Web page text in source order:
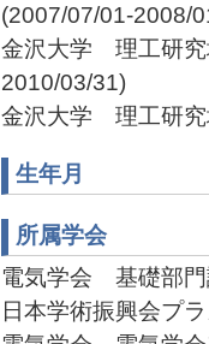
(2007/07/01-2008/
金沢大学 理工研
2010/03/31)
金沢大学 理工研
生年月
所属学会
電気学会 基礎部門
日本学術振興会プ